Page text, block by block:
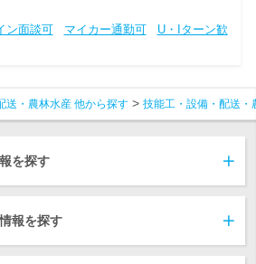
ン面談可 マイカー通勤可
U・Iターン歓
送・農林水産 他から探す 技能工・設備・配送・
を探す
報を探す